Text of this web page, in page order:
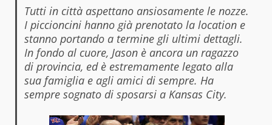
Tutti in città aspettano ansiosamente le nozze.
I piccioncini hanno già prenotato la location e
stanno portando a termine gli ultimi dettagli.
In fondo al cuore, Jason è ancora un ragazzo
di provincia, ed è estremamente legato alla
sua famiglia e agli amici di sempre. Ha
sempre sognato di sposarsi a Kansas City.